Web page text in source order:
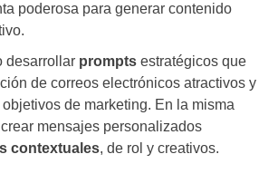
poderosa para generar contenido
desarrollar prompts estratégicos que
de correos electrónicos atractivos y
de marketing. En la misma
mensajes personalizados
contextuales, de rol y creativos.